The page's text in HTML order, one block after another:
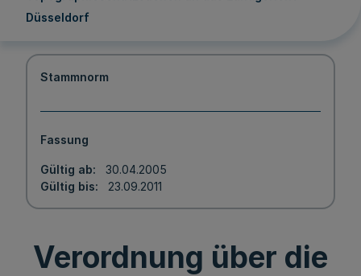
Düsseldorf
Stammnorm
Fassung
Gültig ab
30.04.2005
Gültig bis
23.09.2011
Verordnung über die